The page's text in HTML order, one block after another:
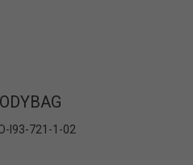
I93-721-1-02